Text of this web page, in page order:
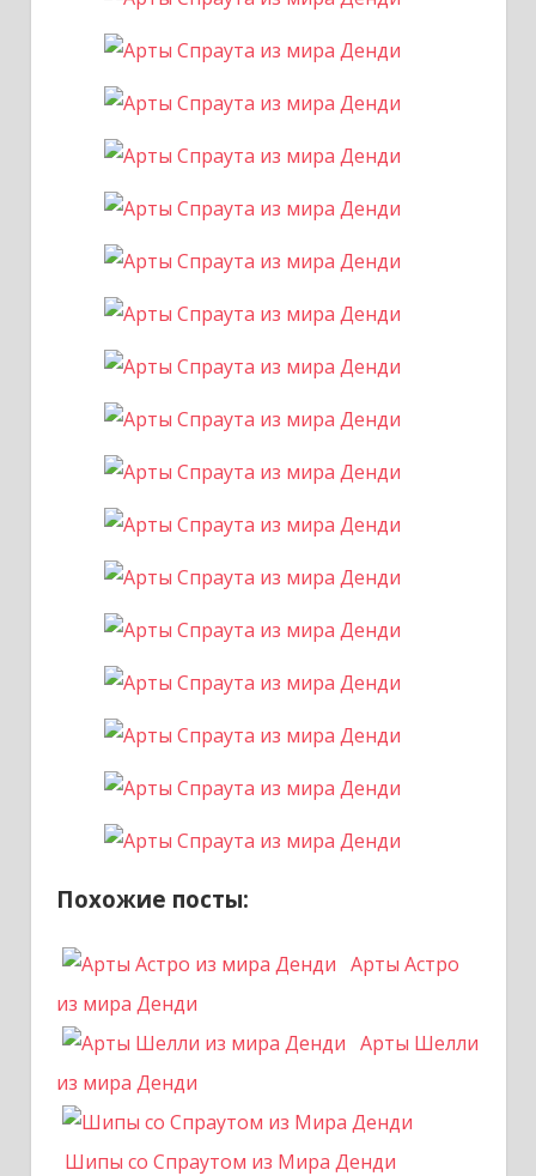
Похожие посты:
Арты Астро
из мира Денди
Арты Шелли
из мира Денди
Шипы со Спраутом из Мира Денди